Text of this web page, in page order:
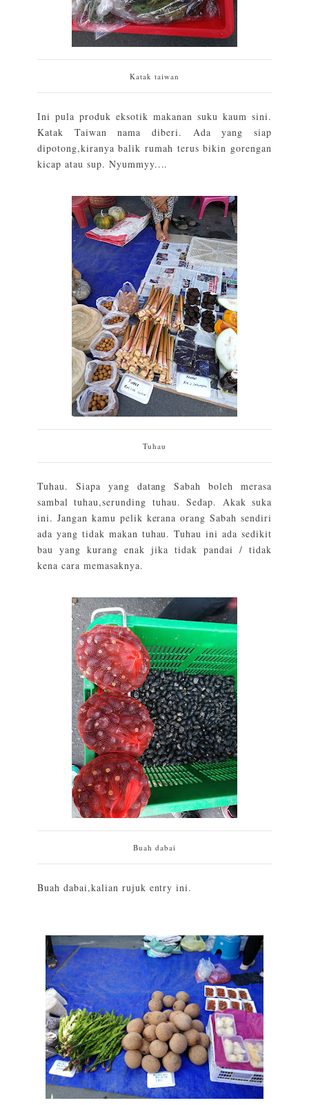
Katak taiwan
Ini pula produk eksotik makanan suku kaum sini.
Katak Taiwan nama diberi. Ada yang siap
dipotong,kiranya balik rumah terus bikin gorengan
kicap atau sup. Nyummyy....
Tuhau
Tuhau. Siapa yang datang Sabah boleh merasa
sambal tuhau,serunding tuhau. Sedap. Akak suka
ini. Jangan kamu pelik kerana orang Sabah sendiri
ada yang tidak makan tuhau. Tuhau ini ada sedikit
bau yang kurang enak jika tidak pandai / tidak
kena cara memasaknya.
Buah dabai
Buah dabai,kalian rujuk entry ini.